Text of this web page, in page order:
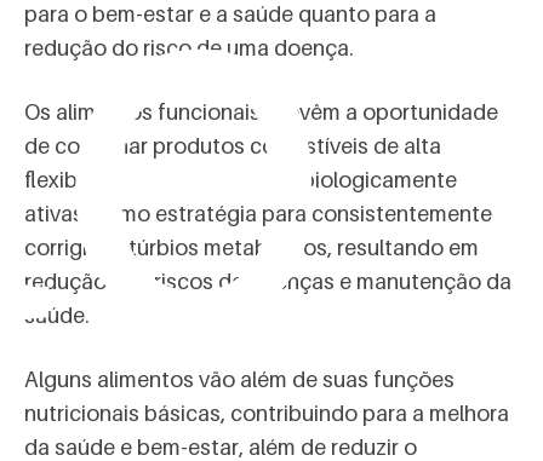
para o bem-estar e a saúde quanto para a
redução do risco de uma doença.
Os alimentos funcionais provêm a oportunidade
de combinar produtos comestíveis de alta
flexibilidade com moléculas biologicamente
ativas, como estratégia para consistentemente
corrigir distúrbios metabólicos, resultando em
redução dos riscos de doenças e manutenção da
saúde.
Alguns alimentos vão além de suas funções
nutricionais básicas, contribuindo para a melhora
da saúde e bem-estar, além de reduzir o